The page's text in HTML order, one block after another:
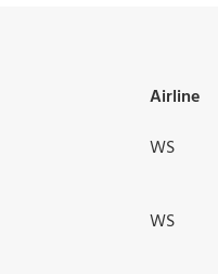
Airline
WS
WS